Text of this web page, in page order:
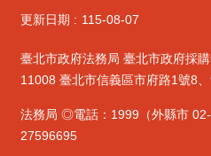
更新日期 115-08-07
臺北市政府法務局 臺北市政府採
11008 臺北市信義區市府路1號8
法務局 ◎電話：1999（外縣市
27596695